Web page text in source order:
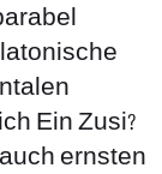
Ein Zusi?
ernsten